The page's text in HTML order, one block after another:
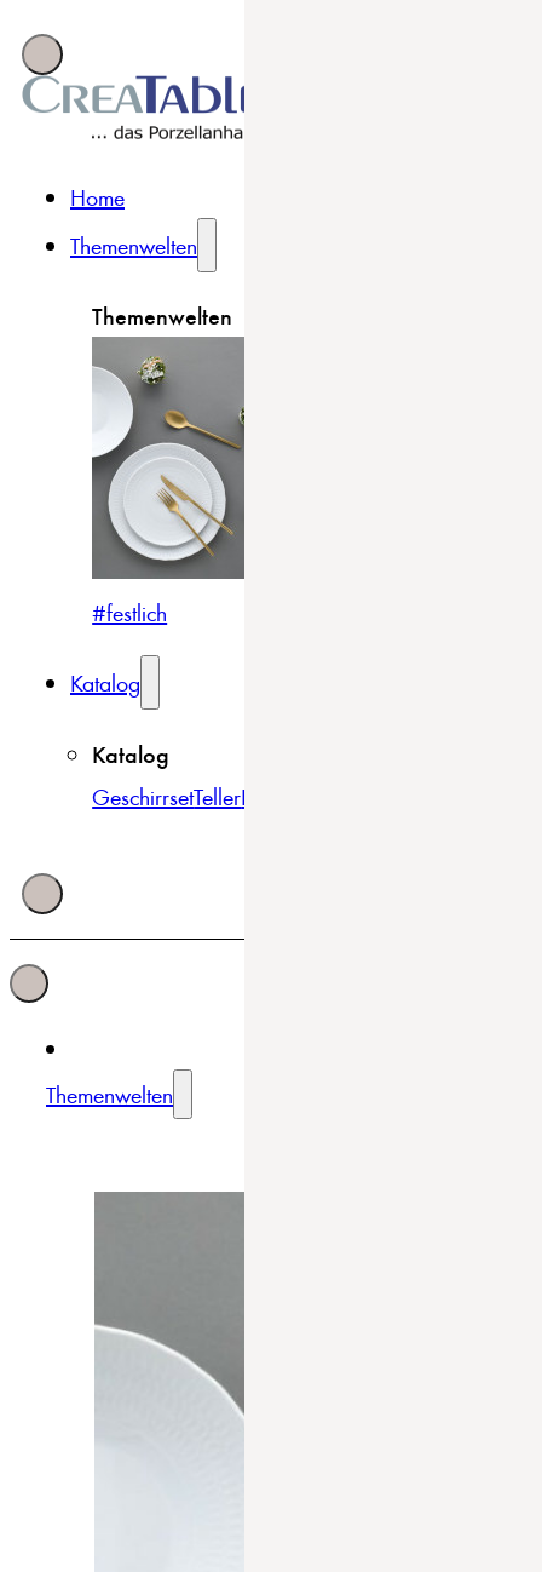
Home
Themenwelten
Themenwelten
#festlich
Katalog
Katalog
GeschirrsetTellerBowls & Schüsseln
Themenwelten